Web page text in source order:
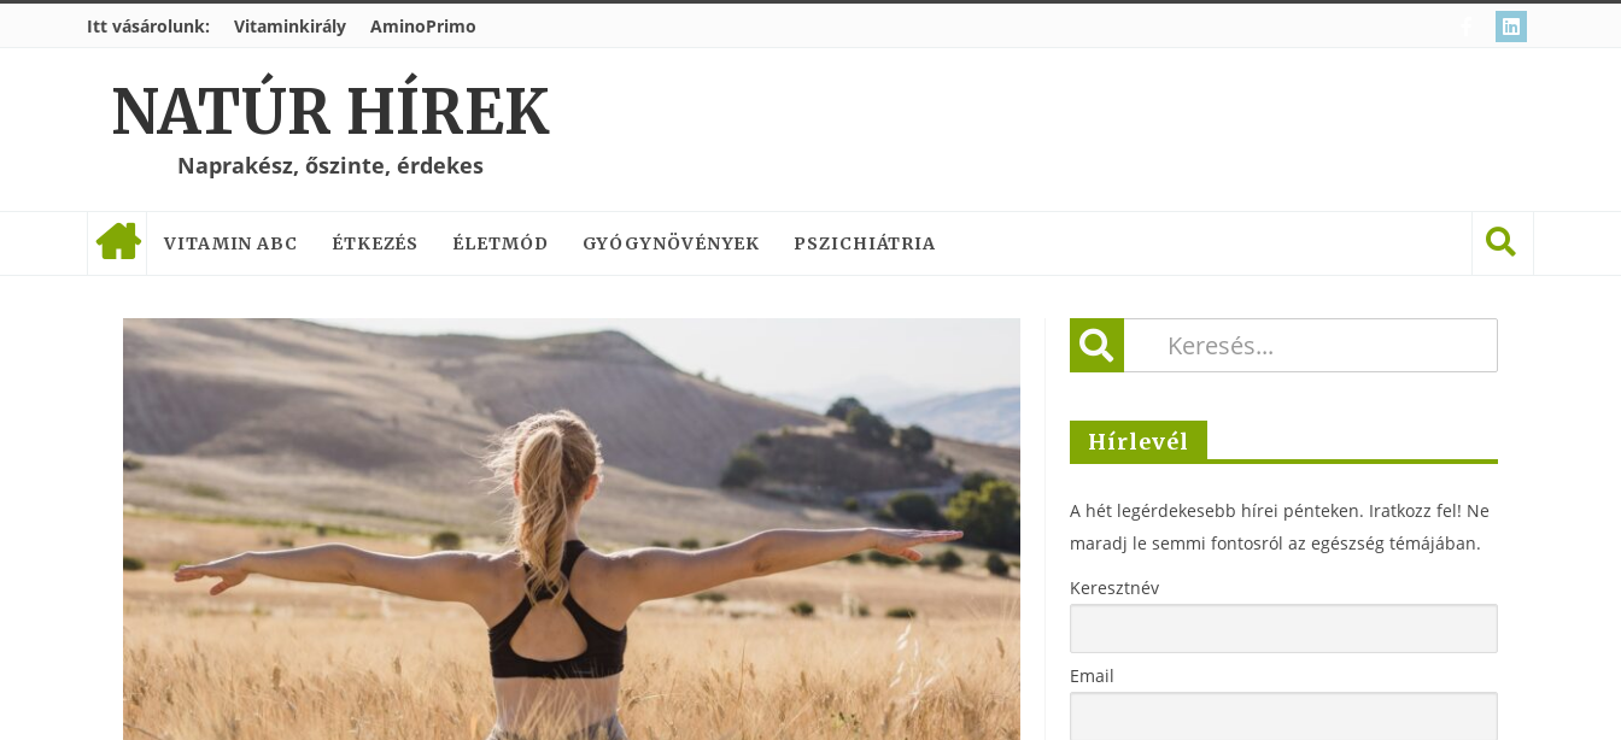
Itt vásárolunk: Vitaminkirály AminoPrimo
NATÚR HÍREK
Naprakész, őszinte, érdekes
VITAMIN ABC ÉTKEZÉS ÉLETMÓD GYÓGYNÖVÉNYEK PSZICHIÁTRIA
Hírlevél
A hét legérdekesebb hírei pénteken. Iratkozz fel! Ne
maradj le semmi fontosról az egészség témájában.
Keresztnév
Email